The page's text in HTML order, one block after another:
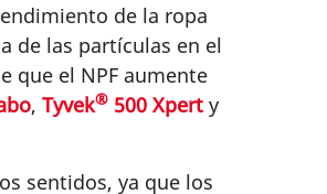
de la ropa
de las partículas en el
que el NPF aumente
, Tyvek® 500 Xpert y
sentidos, ya que los